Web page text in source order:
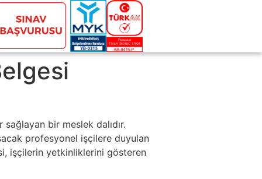
bir meslek dalıdır.
profesyonel işçilere duyulan
işçilerin yetkinliklerini gösteren